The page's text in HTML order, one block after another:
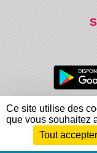
Charte
Informations
Envie de participer ?
Ce site utilise des
que vous souhaitez
Tout accepter